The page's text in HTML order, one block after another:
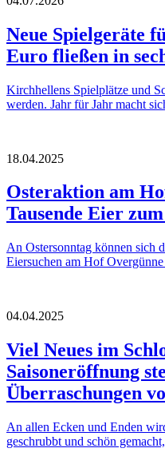
Neue Spielgeräte
Euro fließen in
Kirchhellens Spielplätze und
werden. Jahr für Jahr macht
18.04.2025
Osteraktion am
Tausende Eier
An Ostersonntag können sich
Eiersuchen am Hof
04.04.2025
Viel Neues im
Saisoneröffnung
Überraschungen
An allen Ecken und Enden
geschrubbt und schön